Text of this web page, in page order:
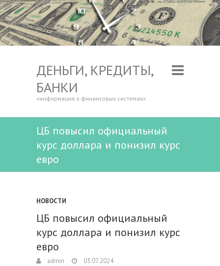
ДЕНЬГИ, КРЕДИТЫ,
БАНКИ
«информация о финансовых системах»
ЦБ повысил официальный
курс доллара и понизил курс
евро
НОВОСТИ
ЦБ повысил официальный
курс доллара и понизил курс
евро
admin 03.07.2024